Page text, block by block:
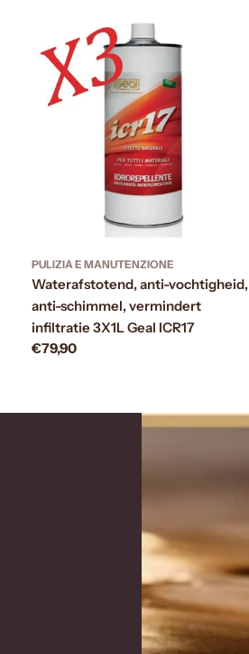
PULIZIA E MANUTENZIONE
Waterafstotend, anti-vochtigheid,
anti-schimmel, vermindert
infiltratie 3X1L Geal ICR17
Prezzo
€79,90